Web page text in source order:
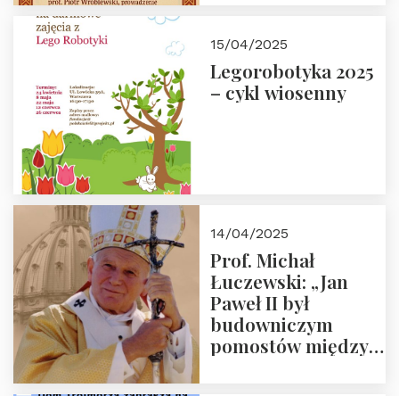
Trójmorza.
15/04/2025
Legorobotyka 2025
– cykl wiosenny
14/04/2025
Prof. Michał
Łuczewski: „Jan
Paweł II był
budowniczym
pomostów między